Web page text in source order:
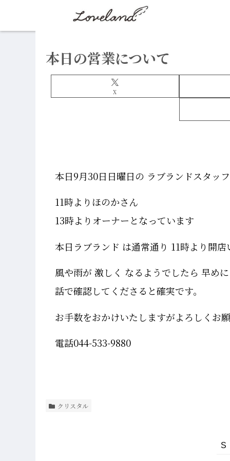
本日の営業について
X
本日9月30日日曜日の ラブランドスタッ
11時よりほのかさん
13時よりオーナーとなっています
本日ラブランド は通常通り 11時より開店
風や雨が 激しく なるようでしたら 早め
話で確認してくださると確実です。
お手数をおかけいたしますがよろしくお
電話044-533-9880
クリスタル